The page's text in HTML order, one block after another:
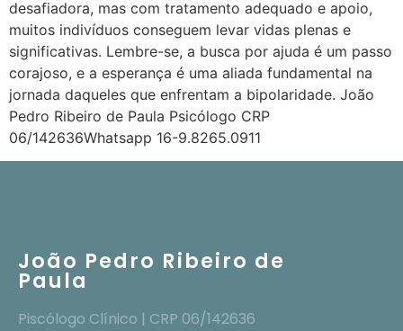
desafiadora, mas com tratamento adequado e apoio,
muitos indivíduos conseguem levar vidas plenas e
significativas. Lembre-se, a busca por ajuda é um passo
corajoso, e a esperança é uma aliada fundamental na
jornada daqueles que enfrentam a bipolaridade. João
Pedro Ribeiro de Paula Psicólogo CRP
06/142636Whatsapp 16-9.8265.0911
João Pedro Ribeiro de
Paula
Piscólogo Clínico | CRP 06/142636